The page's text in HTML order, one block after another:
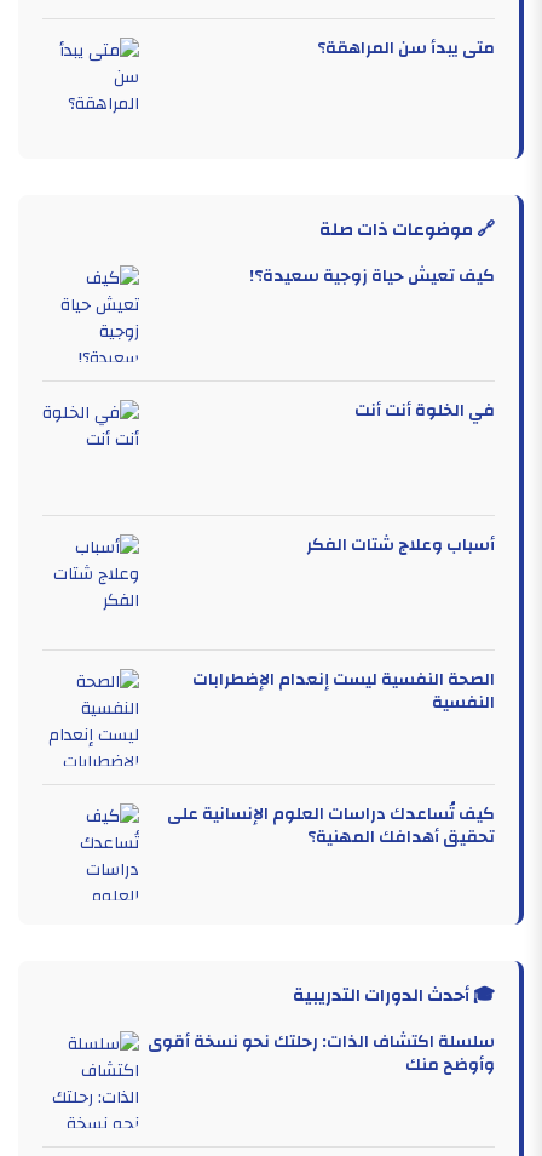
متى يبدأ سن المراهقة؟
🔗 موضوعات ذات صلة
كيف تعيش حياة زوجية سعيدة؟!
في الخلوة أنت أنت
أسباب وعلاج شتات الفكر
الصحة النفسية ليست إنعدام الإضطرابات
النفسية
كيف تُساعدك دراسات العلوم الإنسانية على
تحقيق أهدافك المهنية؟
🎓 أحدث الدورات التدريبية
سلسلة اكتشاف الذات: رحلتك نحو نسخة أقوى
وأوضح منك